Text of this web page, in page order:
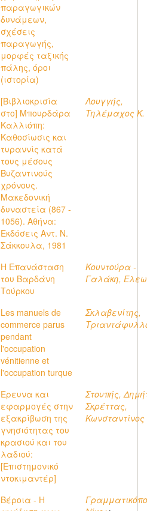
παραγωγικών
δυνάμεων,
σχέσεις
παραγωγής,
μορφές ταξικής
πάλης, όροι
(ιστορία)
[Βιβλιοκρισία
στο] Μπουρδάρα
Καλλιόπη:
Καθοσίωσις και
τυραννίς κατά
τους μέσους
Βυζαντινούς
χρόνους.
Μακεδονική
δυναστεία (867 -
1056). Αθήνα:
Εκδόσεις Αντ. Ν.
Σάκκουλα, 1981
Λουγγής,
Τηλέμαχος K.
Η Επανάσταση
του Βαρδάνη
Τούρκου
Κουντούρα -
Γαλάκη,
Les manuels de
commerce parus
pendant
l'occupation
vénitienne et
l'occupation turque
Σκλαβενίτης,
Έρευνα και
εφαρμογές στην
εξακρίβωση της
γνησιότητας του
κρασιού και του
λαδιού:
[Επιστημονικό
ντοκιμαντέρ]
Στουπής,
Σκρέττας,
Κωνσταντίνος
Βέροια - Η